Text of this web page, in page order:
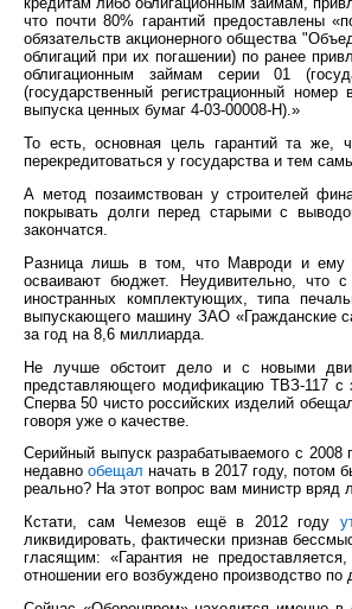
что почти 80% гарантий предоставлены
обязательств акционерного общества
облигаций при их погашении) по ранее
облигационным займам серии 01
(государственный регистрационный
выпуска ценных бумаг 4-03-00008-Н).»
То есть, основная цель гарантий та же,
перекредитоваться у государства и тем
А метод позаимствован у строителей
покрывать долги перед старыми с
закончатся.
Разница лишь в том, что Мавроди и ему
осваивают бюджет. Неудивительно, что
иностранных комплектующих, типа
выпускающего машину ЗАО «Гражданские
за год на 8,6 миллиарда.
Не лучше обстоит дело и с новыми
представляющего модификацию ТВЗ-117 с
Сперва 50 чисто российских изделий
говоря уже о качестве.
Серийный выпуск разрабатываемого с
недавно обещал начать в 2017 году, потом
реально? На этот вопрос вам министр вряд
Кстати, сам Чемезов ещё в 2012 году
ликвидировать, фактически признав
гласящим: «Гарантия не
отношении его возбуждено производство по